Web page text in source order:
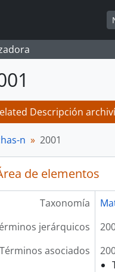
Descripción
n 2001
de elementos
Taxonomía
jerárquicos
Términos asociados